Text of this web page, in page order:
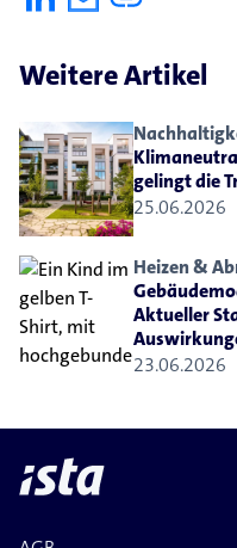
Weitere Artikel
gelingt die
25.06.2026
Heizen &
Aktueller
23.06.2026